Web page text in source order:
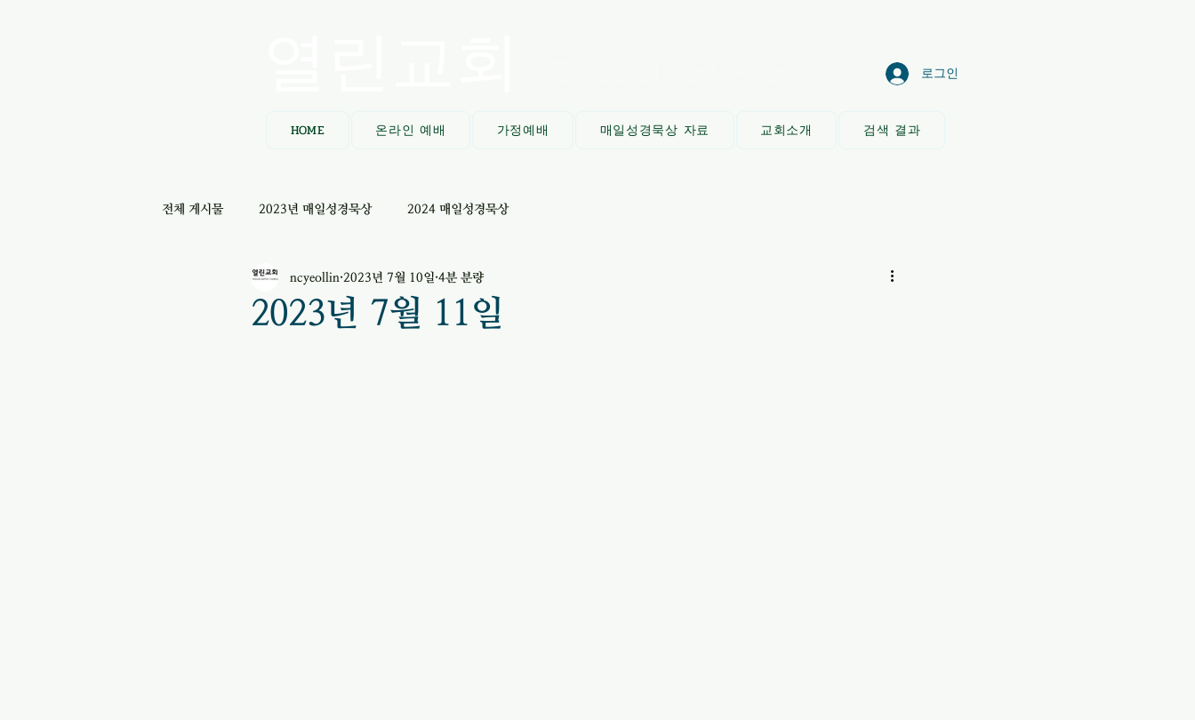
로그인
HOME 온라인 예배 가정예배 매일성경묵상 자료 교회소개 검색 결과
전체 게시물 2023년 매일성경묵상 2024 매일성경묵상
2023년 7월 11일
ncyeollin 2023년 7월 10일 4분 분량